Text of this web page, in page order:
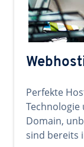
Perfekte
Technologie
Domain,
sind bereits